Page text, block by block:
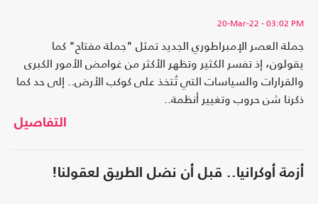
20-Mar-22 - 03:02 PM
جملة العصر الإمبراطوري الجديد تمثل "جملة مفتاح" كما
يقولون، إذ تفسر الكثير وتظهر الأكثر من غوامض الأمور الكبرى
والقرارات والسياسات التي تُتخذ على كوكب الأرض.. إلى حد كما
ذكرنا شن حروب وتغيير أنظمة..
التفاصيل
أزمة أوكرانيا.. قبل أن نضل الطريق لعقولنا!